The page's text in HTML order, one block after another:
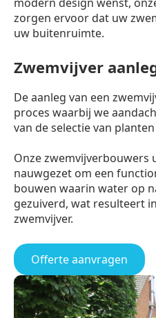
zorgen ervoor dat uw
uw buitenruimte.
Zwemvijver
De aanleg van een
proces waarbij we
van de selectie van
Onze zwemvijverbouwers
nauwgezet om een
bouwen waarin water op
gezuiverd, wat resulteert
zwemvijver.
Offerte aanvragen